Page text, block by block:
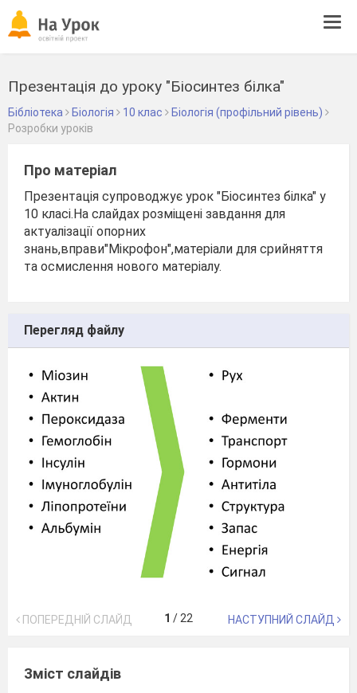
Презентація до уроку "Біосинтез білка"
Бібліотека Біологія 10 клас
Біологія (профільний рівень)
Розробки уроків
Про матеріал
Презентація супроводжує урок "Біосинтез білка" у
10 класі.На слайдах розміщені завдання для
актуалізації опорних
знань,вправи"Мікрофон",матеріали для срийняття
та осмислення нового матеріалу.
Перегляд файлу
ПОПЕРЕДНІЙ СЛАЙД 1 / 22 НАСТУПНИЙ СЛАЙД
Зміст слайдів